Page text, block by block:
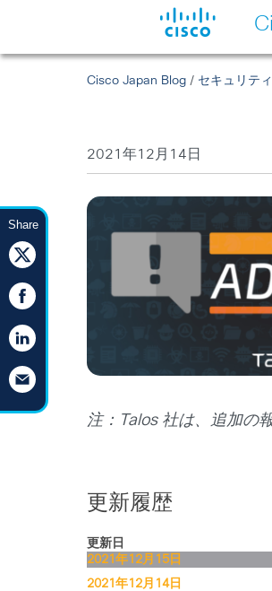
Share
Cisco Japan Blog / セキュリティ
2021年12月14日
注：Talos 社は、追加の
更新履歴
更新日
2021年12月 15 日
2021年12月 14日